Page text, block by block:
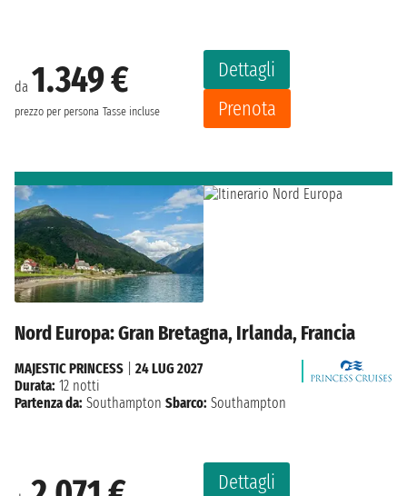
da 1.349 €
prezzo per persona Tasse incluse
Dettagli
Prenota
Nord Europa: Gran Bretagna, Irlanda, Francia
Dettagli
MAJESTIC PRINCESS
24 LUG 2027
Durata: 12 notti
Partenza da: Southampton Sbarco: Southampton